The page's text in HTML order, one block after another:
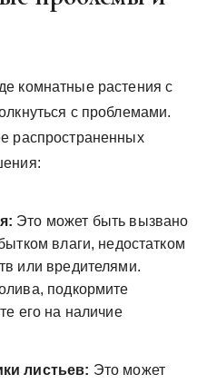
комнатные растения с
с проблемами.
распространенных
Это может быть вызвано
влаги, недостатком
или вредителями.
подкормите
его на наличие
листьев: Это может